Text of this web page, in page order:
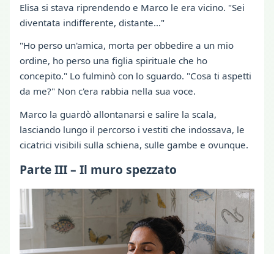
Elisa si stava riprendendo e Marco le era vicino. "Sei
diventata indifferente, distante…"
"Ho perso un'amica, morta per obbedire a un mio
ordine, ho perso una figlia spirituale che ho
concepito." Lo fulminò con lo sguardo. "Cosa ti aspetti
da me?" Non c'era rabbia nella sua voce.
Marco la guardò allontanarsi e salire la scala,
lasciando lungo il percorso i vestiti che indossava, le
cicatrici visibili sulla schiena, sulle gambe e ovunque.
Parte III – Il muro spezzato